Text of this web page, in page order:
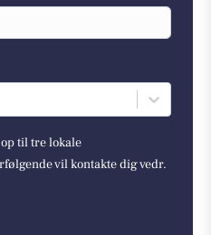
til tre lokale
vil kontakte dig vedr.